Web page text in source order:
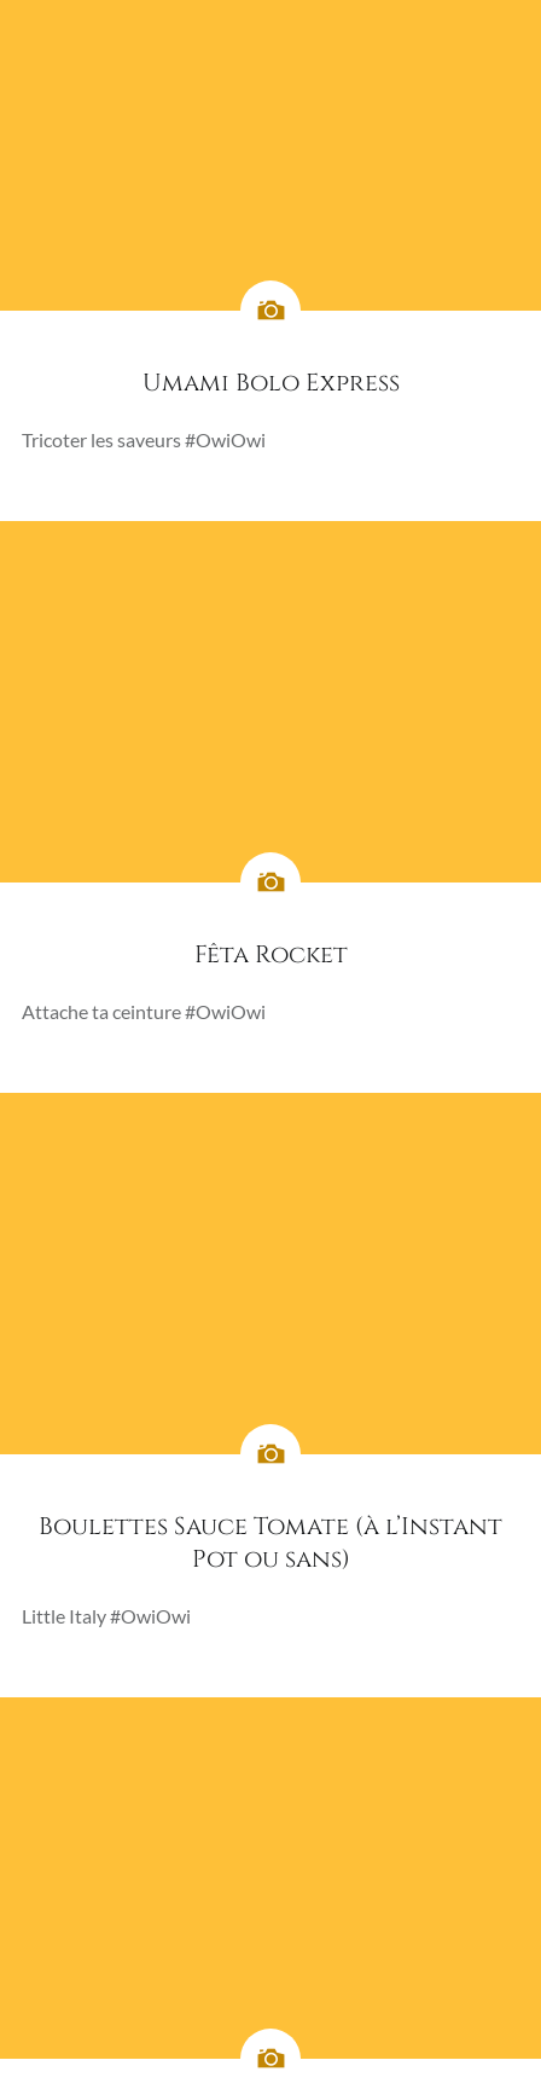
Umami Bolo Express
Tricoter les saveurs #OwiOwi
Fêta Rocket
Attache ta ceinture #OwiOwi
Boulettes Sauce Tomate (à l’Instant
Pot ou sans)
Little Italy #OwiOwi